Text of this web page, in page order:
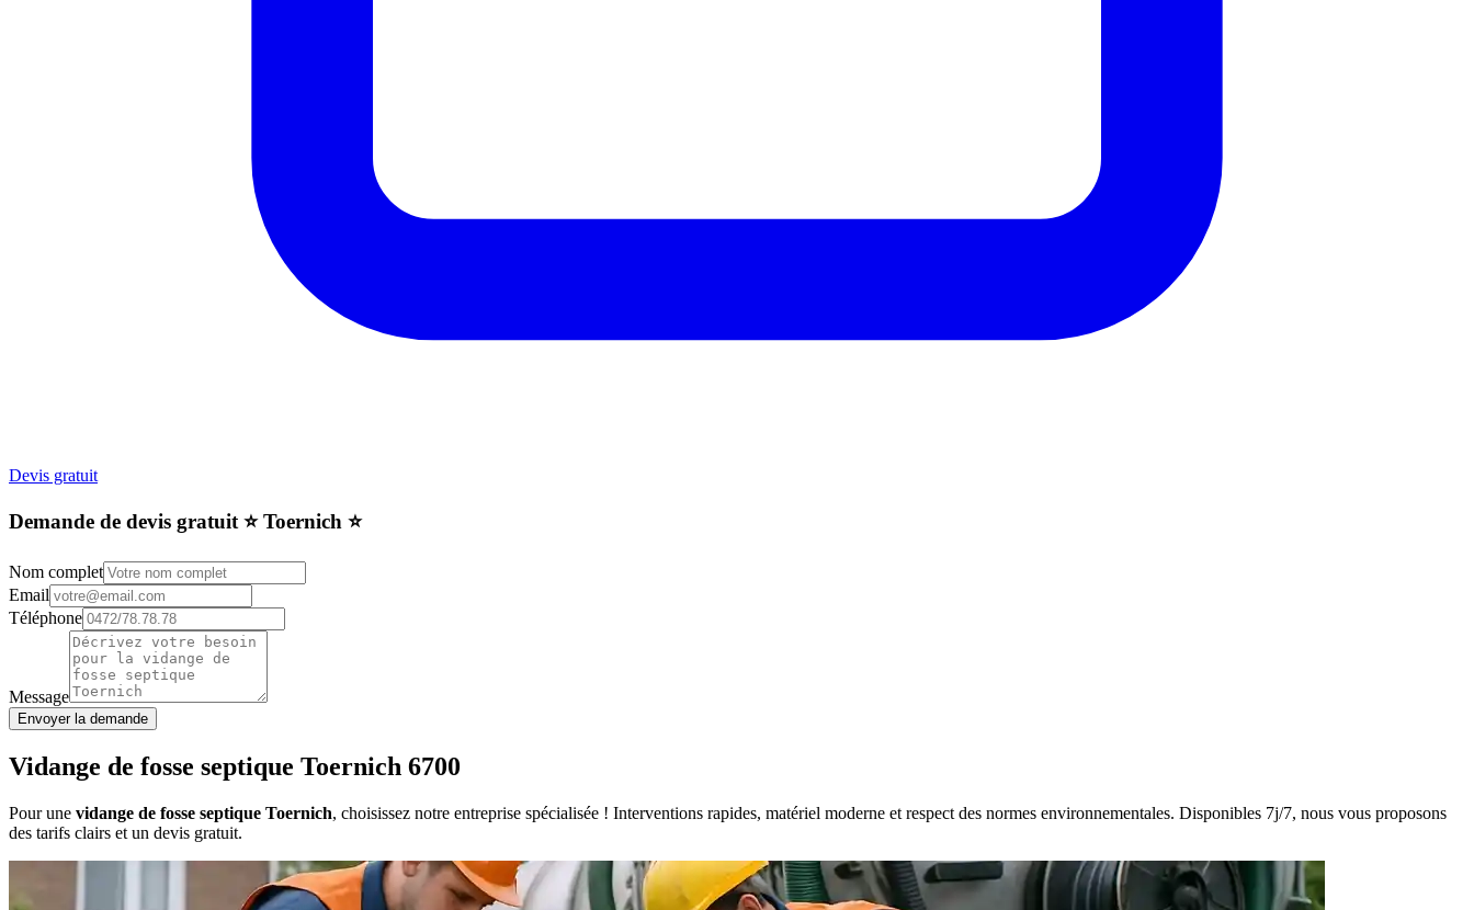
Devis gratuit
Demande de devis gratuit ⭐️ Toernich ⭐️
Nom complet
Email
Téléphone
Message
Envoyer la demande
Vidange de fosse septique Toernich 6700
Pour une vidange de fosse septique Toernich, choisissez notre entreprise spécialisée ! Interventions rapides, matériel moderne et respect des normes environnementales. Disponibles 7j/7, nous vous proposons
des tarifs clairs et un devis gratuit.